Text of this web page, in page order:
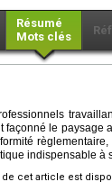
Résumé
Mots clés
façonné le paysage
indispensable à
cet article est